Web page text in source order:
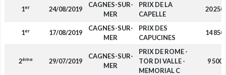
1er 24/08/2019
CAGNES-SUR-
MER
PRIX DE LA
CAPELLE
20 250
1er 17/08/2019
CAGNES-SUR-
MER
PRIX DES
CAPUCINES
14 850
2ème 29/07/2019
CAGNES-SUR-
MER
PRIX DE ROME -
TOR DI VALLE -
MEMORIAL C
9 500